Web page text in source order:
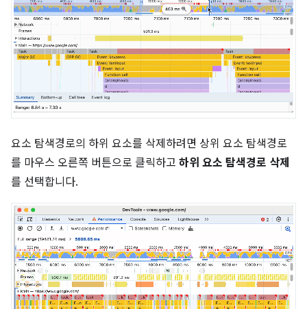
요소 탐색경로의 하위 요소를 삭제하려면 상위 요소 탐색경로
를 마우스 오른쪽 버튼으로 클릭하고 하위 요소 탐색경로 삭제
를 선택합니다.